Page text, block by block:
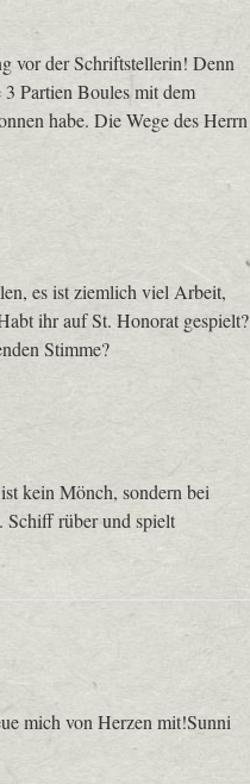
vor der Schriftstellerin! Denn
Partien Boules mit dem
habe. Die Wege des Herrn
es ist ziemlich viel Arbeit,
ihr auf St. Honorat gespielt?
Stimme?
kein Mönch, sondern bei
Schiff rüber und spielt
mich von Herzen mit!Sunni